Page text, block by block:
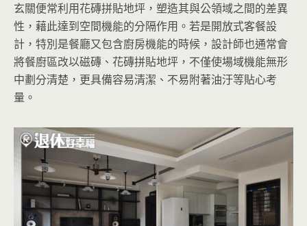
玄關便常利用花磚拼貼地坪，塑造其與公領域之間的差異
性，藉此達到空間機能的分隔作用。若是開放式客餐設
計，特別是餐廳又包含廚房機能的時候，設計師也通常會
將餐廚區改以磁磚、花磚拼貼地坪，不僅使場域機能無形
中劃分清楚，更具備容易清潔、不易附著油汙等貼心考
量。